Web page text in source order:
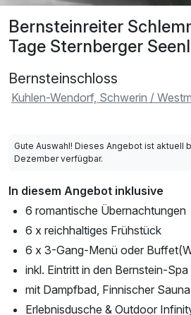
Bernsteinreiter
Tage Sternberger
Bernsteinschloss
Kuhlen-Wendorf, Schwerin /
Gute Auswahl! Dieses Angebot ist aktuell
Dezember verfügbar.
In diesem Angebot inklusive
6 romantische Übernachtungen
6 x reichhaltiges Frühstück
6 x 3-Gang-Menü oder
inkl. Eintritt in den Bernstein-Spa
mit Dampfbad, Finnischer
Erlebnisdusche & Outdoor